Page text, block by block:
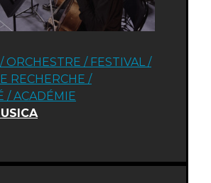
ORCHESTRE / FESTIVAL /
RECHERCHE /
/ACADÉMIE